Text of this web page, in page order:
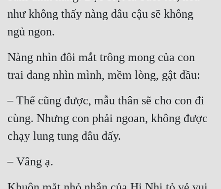
như không thấy nàng đâu cậu sẽ không
ngủ ngon.
Nàng nhìn đôi mắt trông mong của con
trai đang nhìn mình, mềm lòng, gật đầu:
– Thế cũng được, mẫu thân sẽ cho con đi
cùng. Nhưng con phải ngoan, không được
chạy lung tung đâu đấy.
– Vâng ạ.